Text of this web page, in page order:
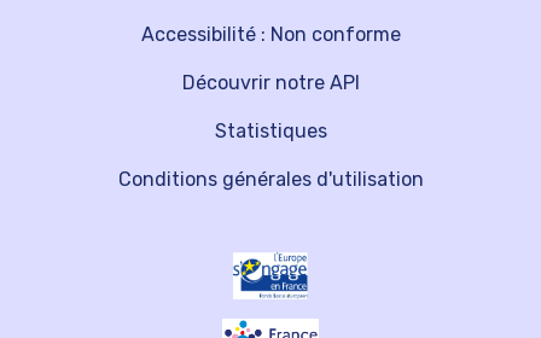
Découvrir notre API
Statistiques
Accessibilité : Non conforme
Conditions générales d'utilisation